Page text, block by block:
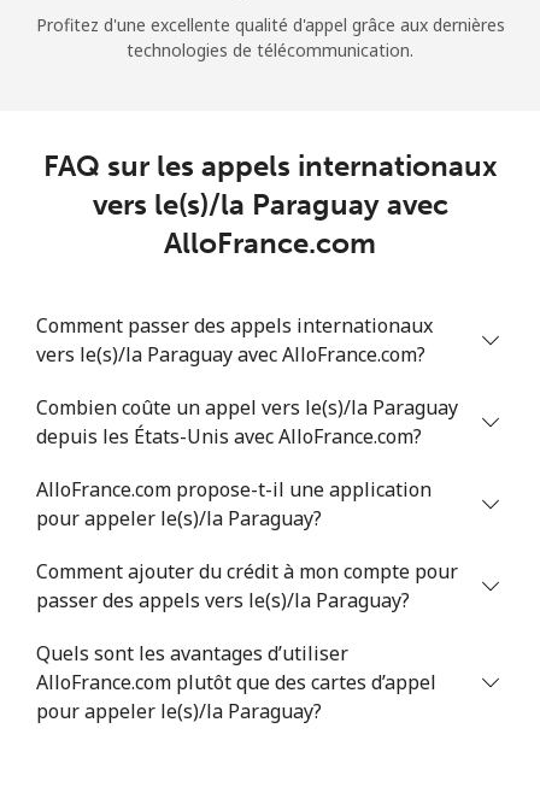
Profitez d'une excellente qualité d'appel grâce aux dernières
technologies de télécommunication.
FAQ sur les appels internationaux
vers le(s)/la Paraguay avec
AlloFrance.com
Comment passer des appels internationaux
vers le(s)/la Paraguay avec AlloFrance.com?
Combien coûte un appel vers le(s)/la Paraguay
depuis les États-Unis avec AlloFrance.com?
AlloFrance.com propose-t-il une application
pour appeler le(s)/la Paraguay?
Comment ajouter du crédit à mon compte pour
passer des appels vers le(s)/la Paraguay?
Quels sont les avantages d’utiliser
AlloFrance.com plutôt que des cartes d’appel
pour appeler le(s)/la Paraguay?